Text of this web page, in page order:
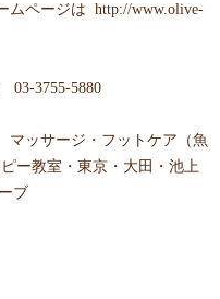
ムページは http://www.olive-
03-3755-5880
ッサージ・フットケア（魚
ー教室・東京・大田・池上
ブ